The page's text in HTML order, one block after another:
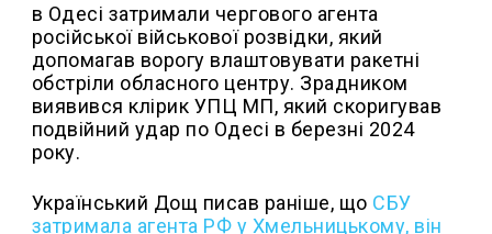
в Одесі затримали чергового агента
російської військової розвідки, який
допомагав ворогу влаштовувати ракетні
обстріли обласного центру. Зрадником
виявився клірик УПЦ МП, який скоригував
подвійний удар по Одесі в березні 2024
року.
Український Дощ писав раніше, що СБУ
затримала агента РФ у Хмельницькому, він